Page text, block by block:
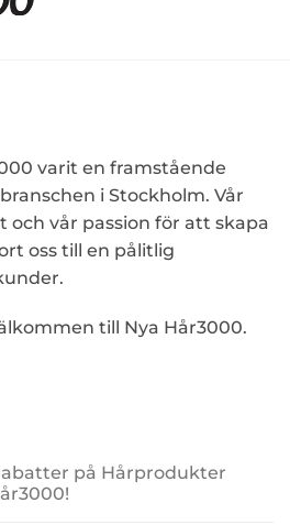
varit en framstående
i Stockholm. Vår
vår passion för att skapa
oss till en pålitlig
till Nya Hår3000.
på Hårprodukter